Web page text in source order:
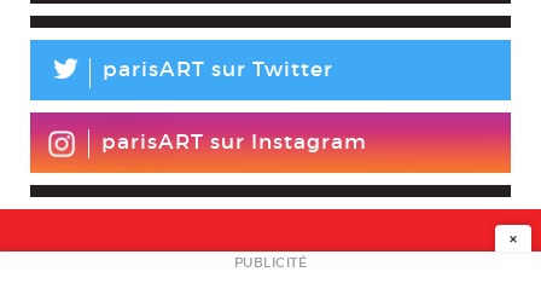
L parisART sur Twitter
parisART sur Instagram
NEWSLETTER
×
PUBLICITÉ